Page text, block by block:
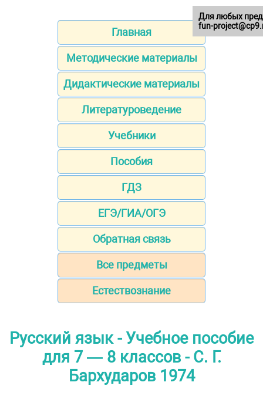
Главная
Методические материалы
Дидактические материалы
Литературоведение
Учебники
Пособия
ГДЗ
ЕГЭ/ГИА/ОГЭ
Обратная связь
Все предметы
Естествознание
Русский язык - Учебное пособие
для 7 — 8 классов - С. Г.
Бархударов 1974
Для любых
fun-